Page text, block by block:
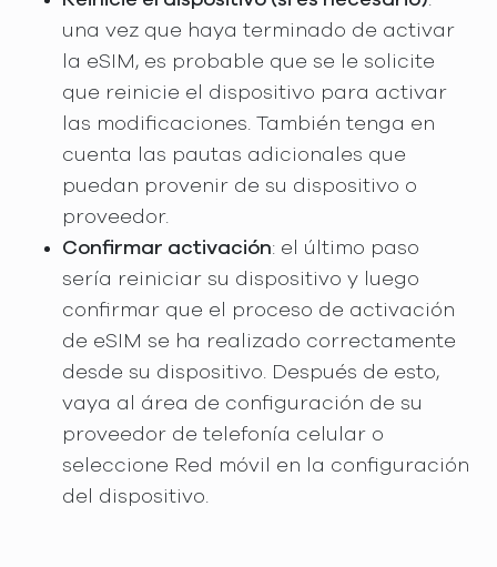
una vez que haya terminado de activar
la eSIM, es probable que se le solicite
que reinicie el dispositivo para activar
las modificaciones. También tenga en
cuenta las pautas adicionales que
puedan provenir de su dispositivo o
proveedor.
Confirmar activación: el último paso
sería reiniciar su dispositivo y luego
confirmar que el proceso de activación
de eSIM se ha realizado correctamente
desde su dispositivo. Después de esto,
vaya al área de configuración de su
proveedor de telefonía celular o
seleccione Red móvil en la configuración
del dispositivo.